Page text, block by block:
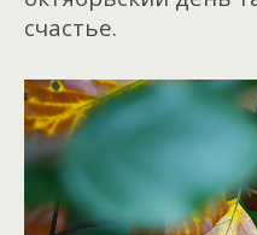
счастье.